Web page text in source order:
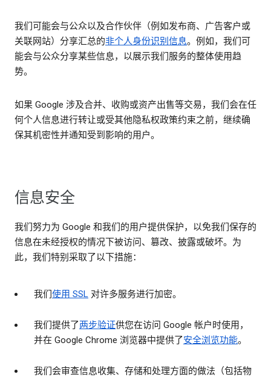
我们可能会与公众以及合作伙伴（例如发布商、广告客户或
关联网站）分享汇总的非个人身份识别信息。例如，我们可
能会与公众分享某些信息，以展示我们服务的整体使用趋
势。
如果 Google 涉及合并、收购或资产出售等交易，我们会在任
何个人信息进行转让或受其他隐私权政策约束之前，继续确
保其机密性并通知受到影响的用户。
信息安全
我们努力为 Google 和我们的用户提供保护，以免我们保存的
信息在未经授权的情况下被访问、篡改、披露或破坏。为
此，我们特别采取了以下措施：
我们使用 SSL 对许多服务进行加密。
我们提供了两步验证供您在访问 Google 帐户时使用，
并在 Google Chrome 浏览器中提供了安全浏览功能。
我们会审查信息收集、存储和处理方面的做法（包括物